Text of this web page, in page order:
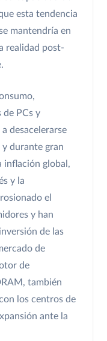
esta tendencia
mantendría en
realidad post-
de PCs y
desacelerarse
durante gran
inflación global,
y la
el
y han
de las
de
de
también
los centros de
ante la